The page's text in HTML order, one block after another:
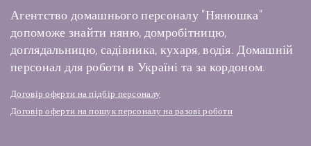
Агентство домашнього персоналу "Нянюшка"
допоможе знайти няню, домробітницю,
доглядальницю, садівника, кухаря, водія. Домашній
персонал для роботи в Україні та за кордоном.
Договір оферти на підбір персоналу
Договір оферти на пошук персоналу на разові роботи